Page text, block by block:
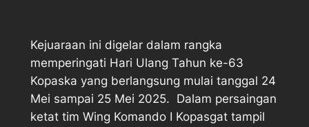
Kejuaraan ini digelar dalam rangka
memperingati Hari Ulang Tahun ke-63
Kopaska yang berlangsung mulai tanggal 24
Mei sampai 25 Mei 2025. Dalam persaingan
ketat tim Wing Komando I Kopasgat tampil